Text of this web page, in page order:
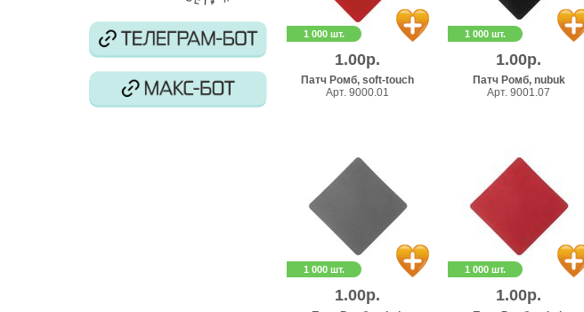
1 000 шт.
1.00р.
Патч Ромб, soft-touch
Арт. 9000.01
1 000 шт.
1.00р.
Патч Ромб, nubuk
Арт. 9001.07
1 000 шт.
1.00р.
1 000 шт.
1.00р.